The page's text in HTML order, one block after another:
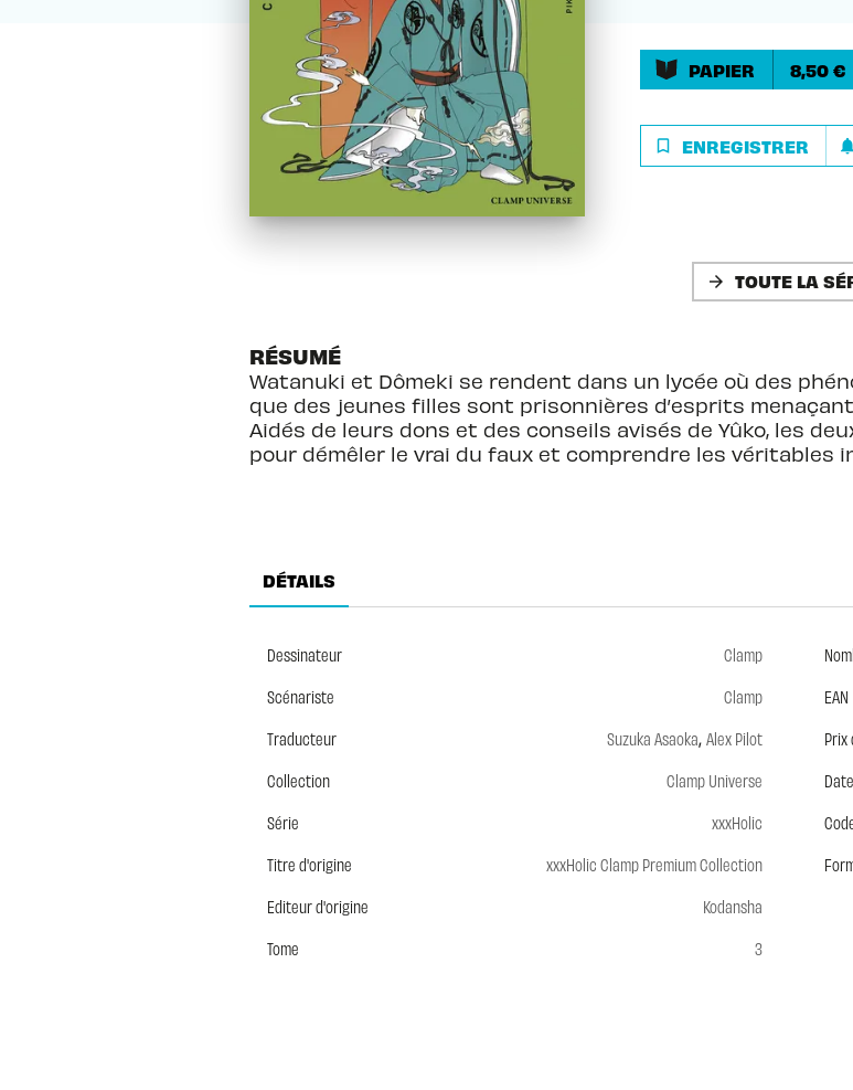
PAPIER 8,50 €
bookmark_border ENREGISTRER notifications
arrow_forward TOUTE LA
RÉSUMÉ
Watanuki et Dômeki se rendent dans un lycée où des
que des jeunes filles sont prisonnières d’esprits
Aidés de leurs dons et des conseils avisés de Yûko, les
pour démêler le vrai du faux et comprendre les véritables
DÉTAILS
Dessinateur
Clamp
Scénariste
Clamp
Traducteur
Suzuka Asaoka, Alex Pilot
Collection
Clamp Universe
Série
xxxHolic
Titre d'origine
xxxHolic Clamp Premium Collection
Editeur d'origine
Kodansha
Tome
3
EAN